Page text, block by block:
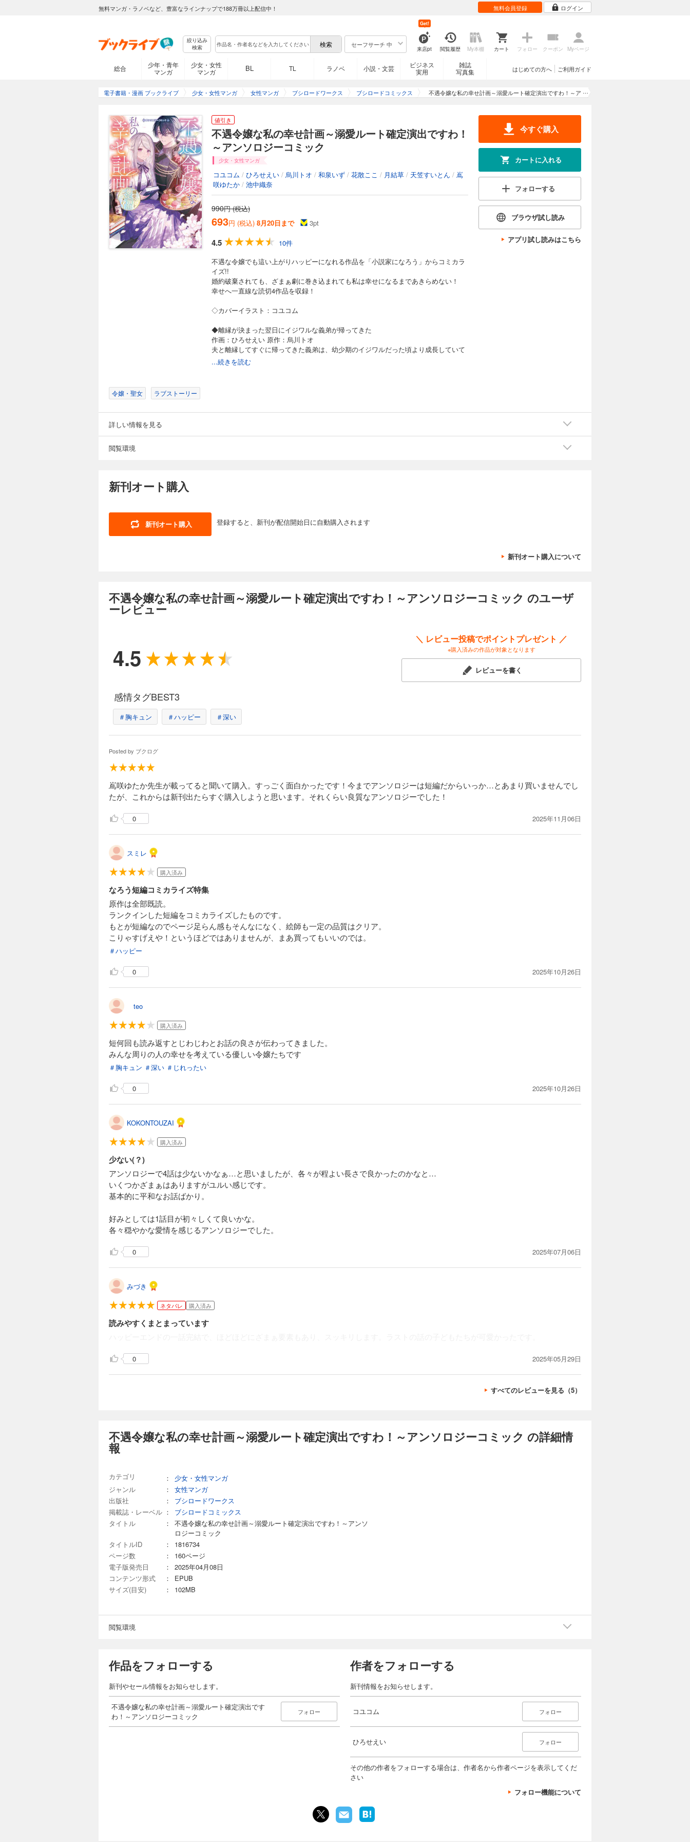
無料マンガ・ラノベなど、豊富なラインナップで188万冊以上配信中！ 無料会員登録 ログイン
絞り込み
検索
セーフサーチ 中
来店pt
Get!
閲覧履歴 My本棚 カート フォロー クーポン Myページ
総合
少年・青年
マンガ
少女・女性
マンガ
BL TL ラノベ 小説・文芸
ビジネス
実用
雑誌
写真集
ご利用ガイド
はじめての方へ
電子書籍・漫画 ブックライブ 少女・女性マンガ 女性マンガ ブシロードワークス ブシロードコミックス
不遇令嬢な私の幸せ計画～溺愛ルート確定演出ですわ！～ア
値引き
不遇令嬢な私の幸せ計画～溺愛ルート確定演出ですわ！
～アンソロジーコミック
少女・女性マンガ
コユコム / ひろせえい / 烏川トオ / 和泉いず / 花散ここ / 月結草 / 天笠すいとん / 嶌
咲ゆたか / 池中織奈
990円 (税込)
693円 (税込) 8月20日まで 3pt
4.5
10件
不遇な令嬢でも這い上がりハッピーになれる作品を「小説家になろう」からコミカラ
イズ!!
婚約破棄されても、ざまぁ劇に巻き込まれても私は幸せになるまであきらめない！
幸せへ一直線な読切4作品を収録！
◇カバーイラスト：コユコム
◆離縁が決まった翌日にイジワルな義弟が帰ってきた
作画：ひろせえい 原作：烏川トオ
夫と離縁してすぐに帰ってきた義弟は、幼少期のイジワルだった頃より成長していて
――。
作画：月結草 原作：天笠すいとん
...続きを読む
今すぐ購入
カートに入れる
フォローする
ブラウザ試し読み
アプリ試し読みはこちら
令嬢・聖女 ラブストーリー
詳しい情報を見る
閲覧環境
新刊オート購入
新刊オート購入 登録すると、新刊が配信開始日に自動購入されます
新刊オート購入について
不遇令嬢な私の幸せ計画～溺愛ルート確定演出ですわ！～アンソロジーコミック のユーザ
ーレビュー
4.5
＼ レビュー投稿でポイントプレゼント ／
※購入済みの作品が対象となります
レビューを書く
感情タグBEST3
＃胸キュン ＃ハッピー ＃深い
Posted by ブクログ
嶌咲ゆたか先生が載ってると聞いて購入。すっごく面白かったです！今までアンソロジーは短編だからいっか…とあまり買いませんでし
たが、これからは新刊出たらすぐ購入しようと思います。それくらい良質なアンソロジーでした！
0 2025年11月06日
スミレ
購入済み
なろう短編コミカライズ特集
原作は全部既読。
ランクインした短編をコミカライズしたものです。
もとが短編なのでページ足らん感もそんなになく、絵師も一定の品質はクリア。
こりゃすげえや！というほどではありませんが、まあ買ってもいいのでは。
＃ハッピー
0 2025年10月26日
teo
購入済み
短何回も読み返すとじわじわとお話の良さが伝わってきました。
みんな周りの人の幸せを考えている優しい令嬢たちです
＃胸キュン ＃深い ＃じれったい
0 2025年10月26日
KOKONTOUZAI
購入済み
少ない(？)
アンソロジーで4話は少ないかなぁ…と思いましたが、各々が程よい長さで良かったのかなと…
いくつかざまぁはありますがユルい感じです。
基本的に平和なお話ばかり。
好みとしては1話目が初々しくて良いかな。
各々穏やかな愛情を感じるアンソロジーでした。
0 2025年07月06日
みづき
ネタバレ 購入済み
読みやすくまとまっています
0 2025年05月29日
すべてのレビューを見る（5）
不遇令嬢な私の幸せ計画～溺愛ルート確定演出ですわ！～アンソロジーコミック の詳細情
報
カテゴリ ：
少女・女性マンガ
ジャンル
：
女性マンガ
出版社
：
ブシロードワークス
掲載誌・レーベル ：
ブシロードコミックス
タイトル
：
不遇令嬢な私の幸せ計画～溺愛ルート確定演出ですわ！～アンソ
ロジーコミック
タイトルID
：
1816734
ページ数
：
160ページ
電子版発売日
：
2025年04月08日
コンテンツ形式
：
EPUB
サイズ(目安)
： 102MB
閲覧環境
作品をフォローする
新刊やセール情報をお知らせします。
不遇令嬢な私の幸せ計画～溺愛ルート確定演出です
わ！～アンソロジーコミック
フォロー
作者をフォローする
新刊情報をお知らせします。
コユコム フォロー
ひろせえい フォロー
その他の作者をフォローする場合は、作者名から作者ページを表示してくだ
さい
フォロー機能について